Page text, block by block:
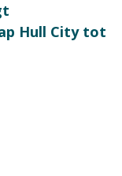
Hull City tot